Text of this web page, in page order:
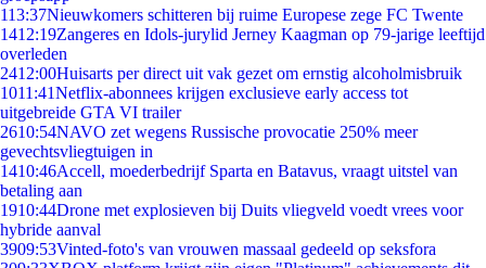
113:37Nieuwkomers schitteren bij ruime Europese zege FC Twente
1412:19Zangeres en Idols-jurylid Jerney Kaagman op 79-jarige leeftijd
overleden
2412:00Huisarts per direct uit vak gezet om ernstig alcoholmisbruik
1011:41Netflix-abonnees krijgen exclusieve early access tot
uitgebreide GTA VI trailer
2610:54NAVO zet wegens Russische provocatie 250% meer
gevechtsvliegtuigen in
1410:46Accell, moederbedrijf Sparta en Batavus, vraagt uitstel van
betaling aan
1910:44Drone met explosieven bij Duits vliegveld voedt vrees voor
hybride aanval
3909:53Vinted-foto's van vrouwen massaal gedeeld op seksfora